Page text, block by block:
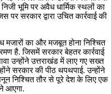
भूमि पर अवैध धार्मिक स्थलों का
पर सरकार द्वारा उचित कार्रवाई की
मजारों का और मजबूत होना निश्चित
है. जिसमें सरकार बेहतर कार्रवाई
उन्होंने उत्तराखंड में लाए गए सख्त
सरकार की पीठ थपथपाई. उन्होंने
निश्चित तौर से पूरे देश के लिए एक
आएगा.